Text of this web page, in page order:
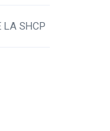
LA SHCP